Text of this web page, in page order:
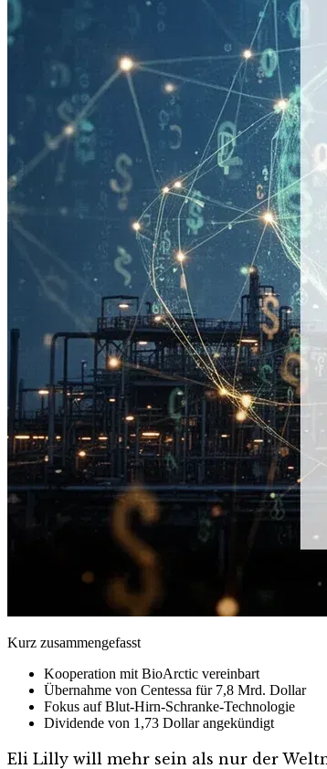
Kurz zusammengefasst
Kooperation mit BioArctic vereinbart
Übernahme von Centessa für 7,8 Mrd. Dollar
Fokus auf Blut-Hirn-Schranke-Technologie
Dividende von 1,73 Dollar angekündigt
Eli Lilly will mehr sein als nur der